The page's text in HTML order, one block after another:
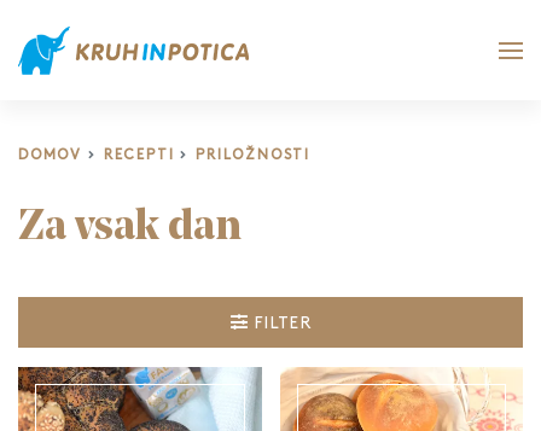
DOMOV RECEPTI PRILOŽNOSTI
Za vsak dan
FILTER